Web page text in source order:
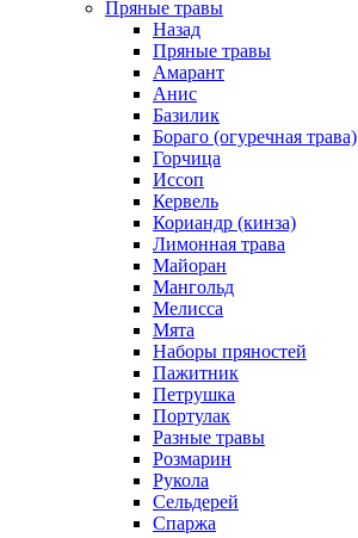
Пряные травы
Назад
Пряные травы
Амарант
Анис
Базилик
Бораго (огуречная трава)
Горчица
Иссоп
Кервель
Кориандр (кинза)
Лимонная трава
Майоран
Мангольд
Мелисса
Мята
Наборы пряностей
Пажитник
Петрушка
Портулак
Разные травы
Розмарин
Рукола
Сельдерей
Спаржа